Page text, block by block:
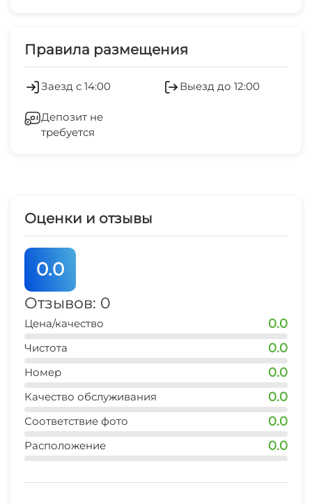
остановка общественного транспорта
банкомат
Холодильник
Семейные номера
Правила размещения
Заезд с 14:00 Выезд до 12:00
Депозит не
требуется
Оценки и отзывы
0.0
Отзывов: 0
Цена/качество 0.0
Чистота 0.0
Номер 0.0
Качество обслуживания 0.0
Соответствие фото 0.0
Расположение 0.0